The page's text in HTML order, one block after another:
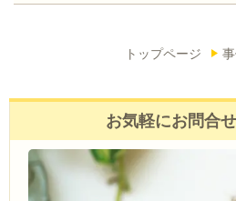
トップページ
お気軽にお問合